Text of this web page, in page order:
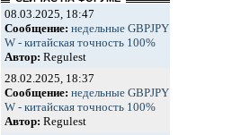
08.03.2025, 18:47
Сообщение: недельные GBPJPY
W - китайская точность 100%
Автор: Regulest
28.02.2025, 18:37
Сообщение: недельные GBPJPY
W - китайская точность 100%
Автор: Regulest